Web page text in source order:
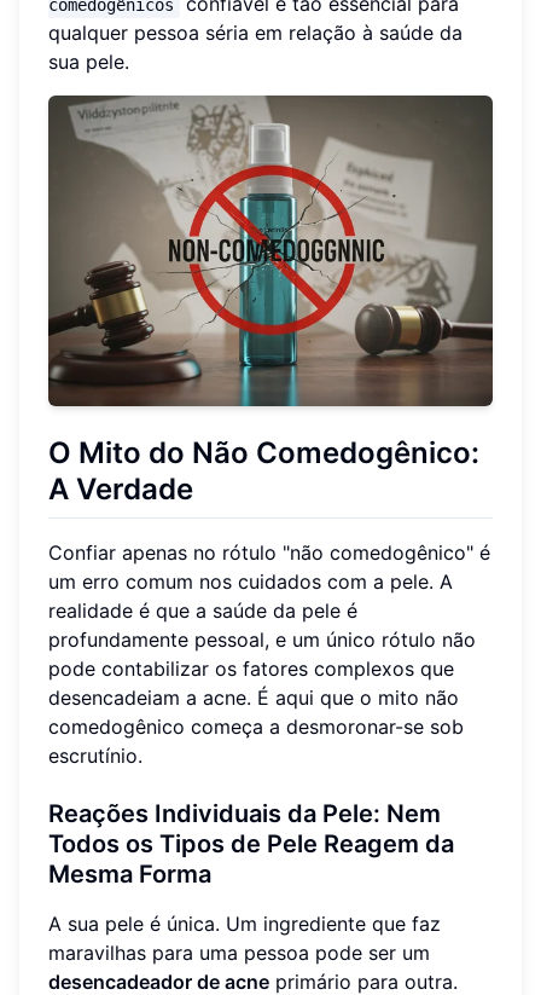
comedogênicos
qualquer pessoa séria em relação à saúde da
sua pele.
O Mito do Não Comedogênico:
A Verdade
Confiar apenas no rótulo "não comedogênico" é
um erro comum nos cuidados com a pele. A
realidade é que a saúde da pele é
profundamente pessoal, e um único rótulo não
pode contabilizar os fatores complexos que
desencadeiam a acne. É aqui que o mito não
comedogênico começa a desmoronar-se sob
escrutínio.
Reações Individuais da Pele: Nem
Todos os Tipos de Pele Reagem da
Mesma Forma
A sua pele é única. Um ingrediente que faz
maravilhas para uma pessoa pode ser um
desencadeador de acne primário para outra.